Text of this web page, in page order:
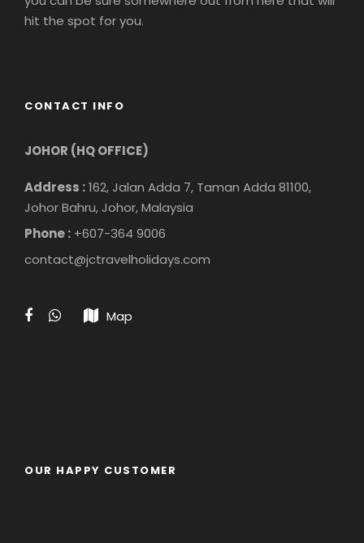
hit the spot for you.
CONTACT INFO
JOHOR (HQ OFFICE)
Address :162, Jalan Adda 7, Taman Adda 81100,
Johor Bahru, Johor, Malaysia
Phone : +607-364 9006
contact@jctravelholidays.com
Map
OUR HAPPY CUSTOMER